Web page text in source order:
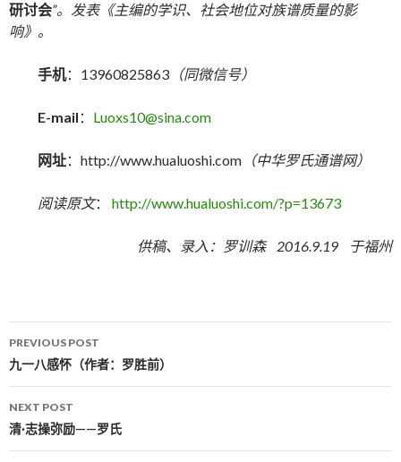
研讨会”。发表《主编的学识、社会地位对族谱质量的影
响》。
手机：13960825863 （同微信号）
E-mail ： Luoxs10@sina.com
网址：http://www.hualuoshi.com （中华罗氏通谱网）
阅读原文： http://www.hualuoshi.com/?p=13673
供稿、录入：罗训森 2016.9.19 于福州
Post navigation
PREVIOUS POST
九一八感怀（作者：罗胜前）
NEXT POST
清·志操弥励——罗氏